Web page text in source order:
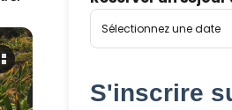
Du lundi au
Le samedi : 10h-